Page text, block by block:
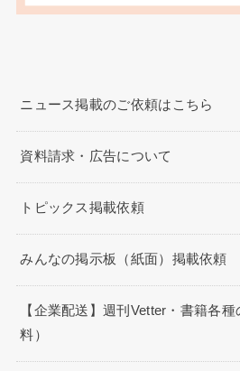
ニュース掲載のご依頼はこちら
資料請求・広告について
トピックス掲載依頼
みんなの掲示板（紙面）掲載依頼
【企業配送】週刊Vetter・書籍各
料）